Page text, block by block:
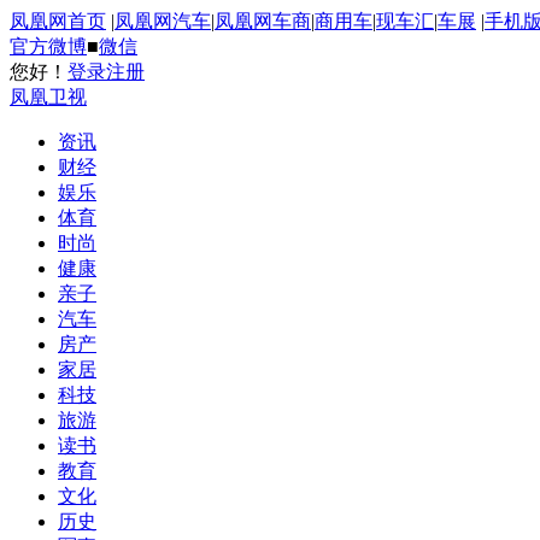
凤凰网首页 |凤凰网汽车|凤凰网车商|商用车|现车汇|车展 |手机版
官方微博■微信
您好！ 登录注册
凤凰卫视
资讯
财经
娱乐
体育
时尚
健康
亲子
汽车
房产
家居
科技
旅游
读书
教育
文化
历史